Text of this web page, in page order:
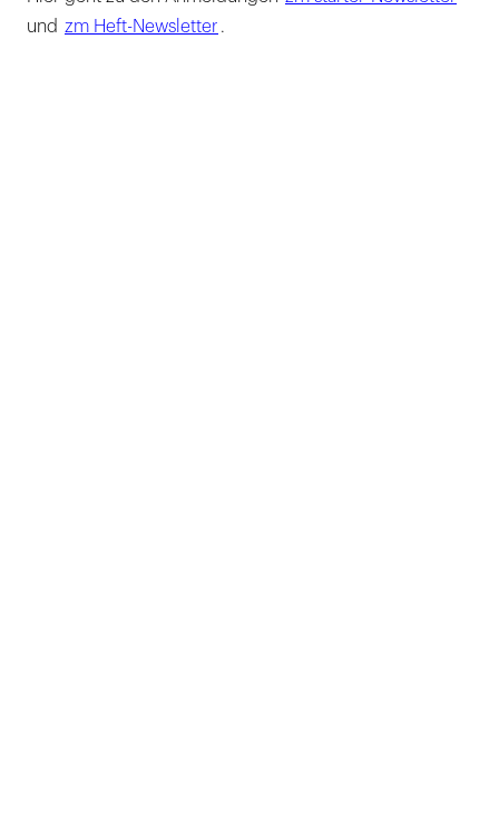
und zm Heft-Newsletter .